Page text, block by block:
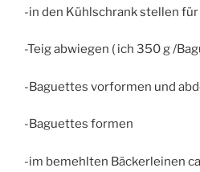
-in den Kühlschrank stellen
-Teig abwiegen ( ich 350 g /
-Baguettes vorformen und
-Baguettes formen
-im bemehlten Bäckerleinen